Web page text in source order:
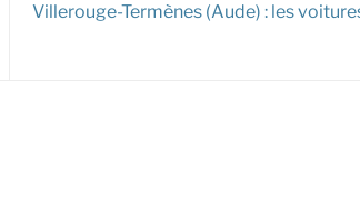
Villerouge-Termènes (Aude) : les